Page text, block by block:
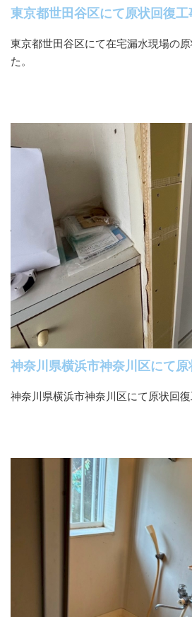
東京都世田谷区にて原状回復工
東京都世田谷区にて在宅漏水現場の
た。
神奈川県横浜市神奈川区にて
神奈川県横浜市神奈川区にて原状回復